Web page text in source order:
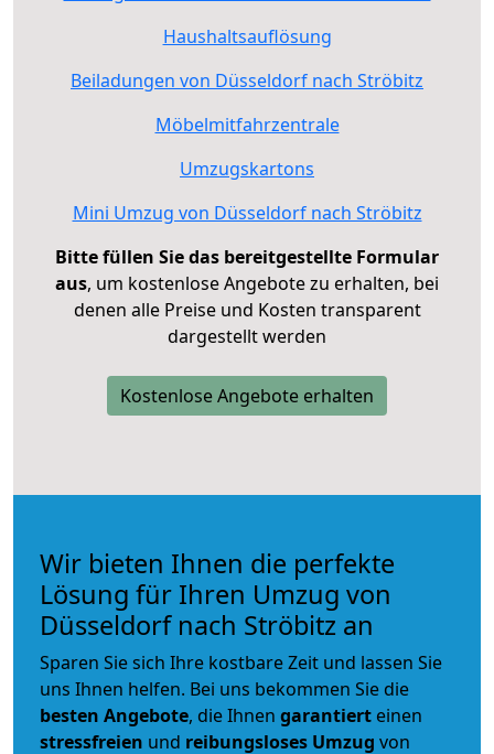
Haushaltsauflösung
Beiladungen von Düsseldorf nach Ströbitz
Möbelmitfahrzentrale
Umzugskartons
Mini Umzug von Düsseldorf nach Ströbitz
Bitte füllen Sie das bereitgestellte Formular
aus, um kostenlose Angebote zu erhalten, bei
denen alle Preise und Kosten transparent
dargestellt werden
Kostenlose Angebote erhalten
Wir bieten Ihnen die perfekte
Lösung für Ihren Umzug von
Düsseldorf nach Ströbitz an
Sparen Sie sich Ihre kostbare Zeit und lassen Sie
uns Ihnen helfen. Bei uns bekommen Sie die
besten Angebote, die Ihnen garantiert einen
stressfreien und reibungsloses Umzug von